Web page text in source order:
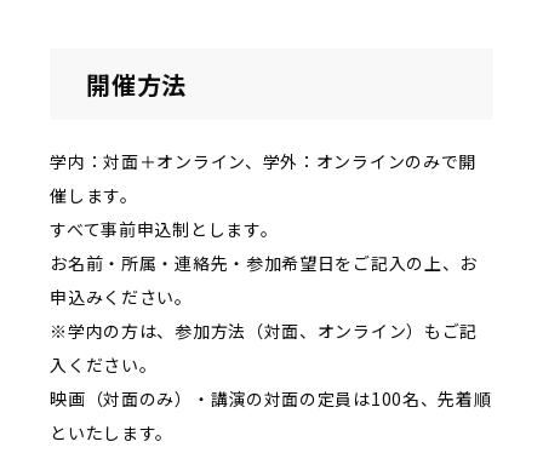
開催方法
学内：対面＋オンライン、学外：オンラインのみで開
催します。
すべて事前申込制とします。
お名前・所属・連絡先・参加希望日をご記入の上、お
申込みください。
※学内の方は、参加方法（対面、オンライン）もご記
入ください。
映画（対面のみ）・講演の対面の定員は100名、先着順
といたします。